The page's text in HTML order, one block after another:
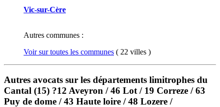
Vic-sur-Cère
Autres communes :
Voir sur toutes les communes ( 22 villes )
Autres avocats sur les départements limitrophes du
Cantal (15) ?12 Aveyron / 46 Lot / 19 Correze / 63
Puy de dome / 43 Haute loire / 48 Lozere /